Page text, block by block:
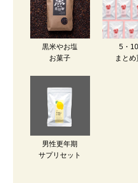
黒米やお塩
お菓子
5・
まと
男性更年期
サプリセット